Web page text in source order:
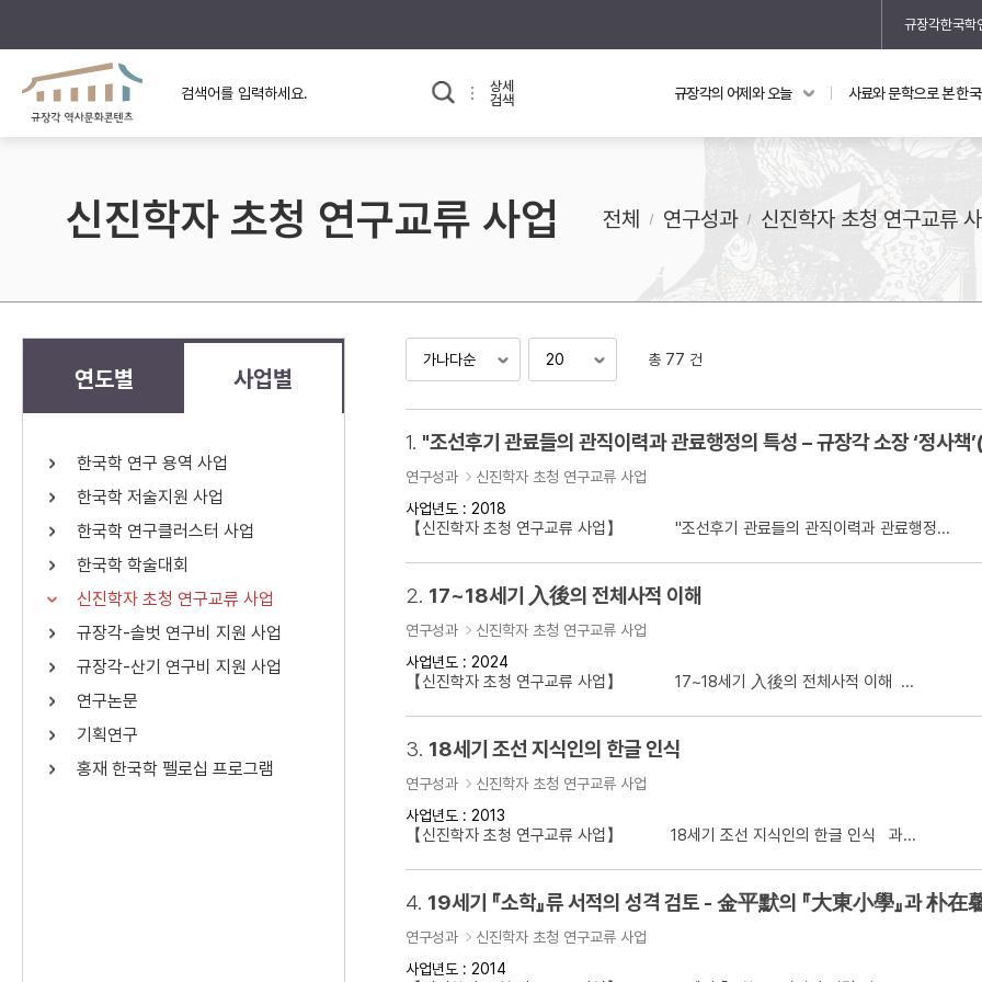
규장각한국학
규장각의 어제와 오늘
규장각 소개영상
사료와 문학으로 본
고대
고려
조선 후기
근대
교과 연동 자료 의궤와 지리지
지리지 이야기
상세
검색
검색 연산자 사용안내
연산자 설명
AND
OR 정조 OR 정약용 “정조” 또는 “정약용”이 포함된 자료를 검색
료를 검색
규장각의 어제와 오늘 사료와 문학으로 본 한
신진학자 초청 연구교류 사업 전체 연구성과 신진학자 초청 연구교류
연도별 사업별
한국학 연구 용역 사업
한국학 저술지원 사업
한국학 연구클러스터 사업
한국학 학술대회
신진학자 초청 연구교류 사업
규장각-솔벗 연구비 지원 사업
규장각-산기 연구비 지원 사업
연구논문
기획연구
홍재 한국학 펠로십 프로그램
총 77 건
1. "조선후기 관료들의 관직이력과 관료행
연구성과
신진학자 초청 연구교류 사업
사업년도 : 2018
【신진학자 초청 연구교류 사업】 "조선후기 관료들의 관직이력과 관료행정...
2. 17~18세기 入後의 전체사적 이해
연구성과
신진학자 초청 연구교류 사업
사업년도 : 2024
【신진학자 초청 연구교류 사업】 17~18세기 入後의 전체사적 이해 ...
3. 18세기 조선 지식인의 한글 인식
연구성과
신진학자 초청 연구교류 사업
사업년도 : 2013
【신진학자 초청 연구교류 사업】 18세기 조선 지식인의 한글 인식 과...
4. 19세기 『소학』류 서적의 성격 검토 - 金平默의 『大東小學』과 朴在
연구성과
신진학자 초청 연구교류 사업
사업년도 : 2014